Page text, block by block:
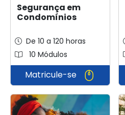
Segurança em
Condomínios
De 10 a 120 horas
10 Módulos
Matricule-se